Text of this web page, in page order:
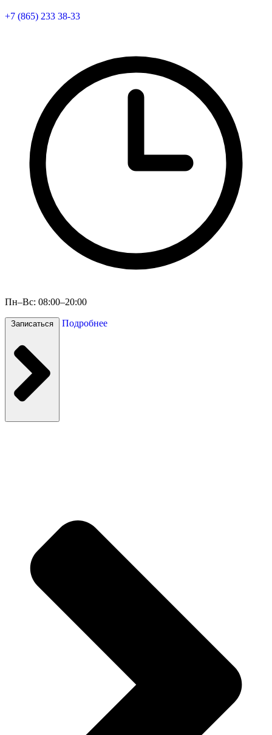
+7 (865) 233 38-33
Пн–Вс: 08:00–20:00
Записаться Подробнее